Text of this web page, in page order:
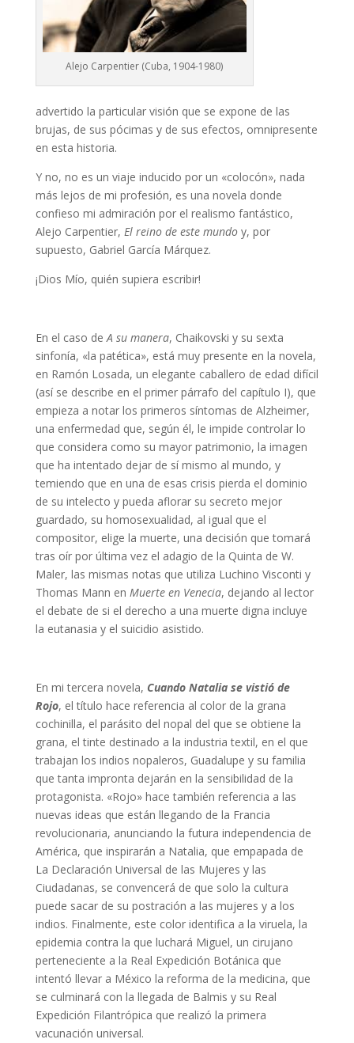
Alejo Carpentier (Cuba, 1904-1980)
advertido la particular visión que se expone de las
brujas, de sus pócimas y de sus efectos, omnipresente
en esta historia.
Y no, no es un viaje inducido por un «colocón», nada
más lejos de mi profesión, es una novela donde
confieso mi admiración por el realismo fantástico,
Alejo Carpentier, El reino de este mundoy, por
supuesto, Gabriel García Márquez.
¡Dios Mío, quién supiera escribir!
En el caso deA su manera, Chaikovski y su sexta
sinfonía, «la patética», está muy presente en la novela,
en Ramón Losada, un elegante caballero de edad difícil
(así se describe en el primer párrafo del capítulo I), que
empieza a notar los primeros síntomas de Alzheimer,
una enfermedad que, según él, le impide controlar lo
que considera como su mayor patrimonio, la imagen
que ha intentado dejar de sí mismo al mundo, y
temiendo que en una de esas crisis pierda el dominio
de su intelecto y pueda aflorar su secreto mejor
guardado, su homosexualidad, al igual que el
compositor, elige la muerte, una decisión que tomará
tras oír por última vez el adagio de la Quinta de W.
Maler, las mismas notas que utiliza Luchino Visconti y
Thomas Mann en Muerte en Venecia, dejando al lector
el debate de si el derecho a una muerte digna incluye
la eutanasia y el suicidio asistido.
En mi tercera novela, Cuando Natalia se vistió de
Rojo, el título hace referencia al color de la grana
cochinilla, el parásito del nopal del que se obtiene la
grana, el tinte destinado a la industria textil, en el que
trabajan los indios nopaleros, Guadalupe y su familia
que tanta impronta dejarán en la sensibilidad de la
protagonista. «Rojo» hace también referencia a las
nuevas ideas que están llegando de la Francia
revolucionaria, anunciando la futura independencia de
América, que inspirarán a Natalia, que empapada de
La Declaración Universal de las Mujeres y las
Ciudadanas, se convencerá de que solo la cultura
puede sacar de su postración a las mujeres y a los
indios. Finalmente, este color identifica a la viruela, la
epidemia contra la que luchará Miguel, un cirujano
perteneciente a la Real Expedición Botánica que
intentó llevar a México la reforma de la medicina, que
se culminará con la llegada de Balmis y su Real
Expedición Filantrópica que realizó la primera
vacunación universal.